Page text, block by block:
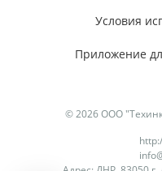
© 2026 ООО
Условия
Приложение